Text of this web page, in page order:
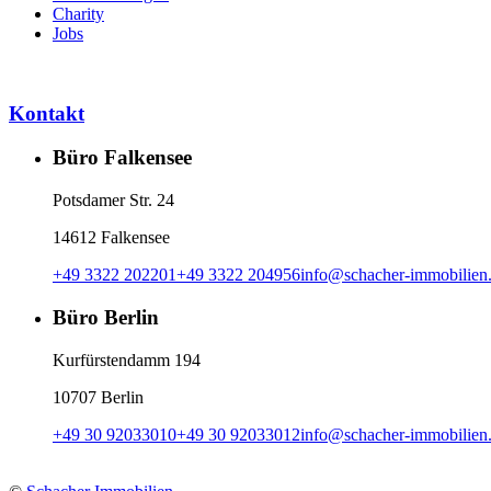
Charity
Jobs
Kontakt
Büro Falkensee
Potsdamer Str. 24
14612 Falkensee
+49 3322 202201+49 3322 204956info@schacher-
Büro Berlin
Kurfürstendamm 194
10707 Berlin
+49 30 92033010+49 30 92033012info@schacher-